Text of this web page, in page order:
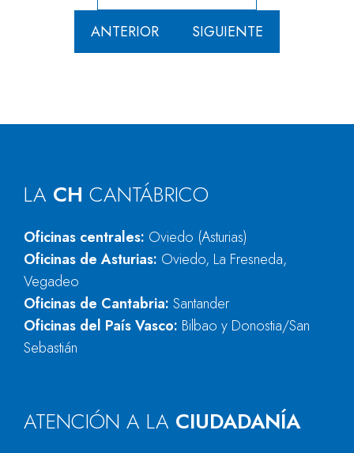
ANTERIOR SIGUIENTE
LA CH CANTÁBRICO
Oficinas centrales: Oviedo (Asturias)
Oficinas de Asturias: Oviedo, La Fresneda,
Vegadeo
Oficinas de Cantabria: Santander
Oficinas del País Vasco: Bilbao y Donostia/San
Sebastián
ATENCIÓN A LA CIUDADANÍA